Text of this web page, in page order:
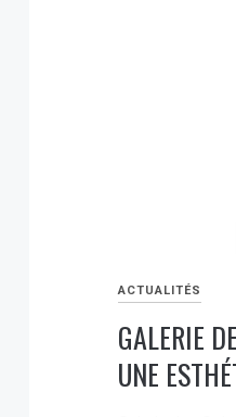
ACTUALITÉS
GALERIE
UNE